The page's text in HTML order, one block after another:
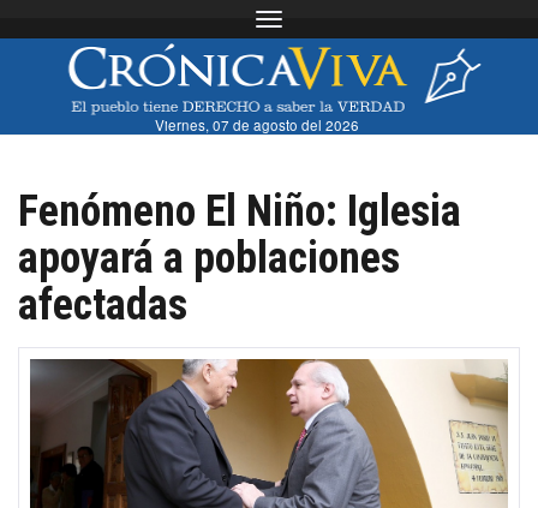
Toggle navigation
Viernes, 07 de agosto del 2026
Fenómeno El Niño: Iglesia
apoyará a poblaciones
afectadas